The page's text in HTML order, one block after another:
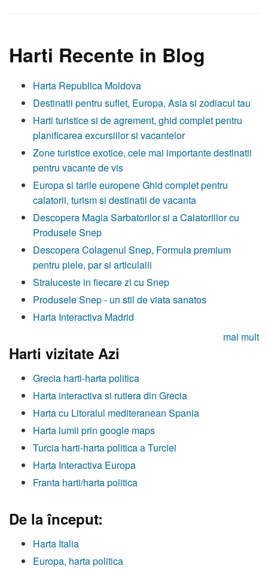
Harti Recente in Blog
Harta Republica Moldova
Destinatii pentru suflet, Europa, Asia si zodiacul tau
Harti turistice si de agrement, ghid complet pentru
planificarea excursiilor si vacantelor
Zone turistice exotice, cele mai importante destinatii
pentru vacante de vis
Europa si tarile europene Ghid complet pentru
calatorii, turism si destinatii de vacanta
Descopera Magia Sarbatorilor si a Calatoriilor cu
Produsele Snep
Descopera Colagenul Snep, Formula premium
pentru piele, par si articulaiii
Straluceste in fiecare zi cu Snep
Produsele Snep - un stil de viata sanatos
Harta Interactiva Madrid
mai mult
Harti vizitate Azi
Grecia harti-harta politica
Harta interactiva si rutiera din Grecia
Harta cu Litoralul mediteranean Spania
Harta lumii prin google maps
Turcia harti-harta politica a Turciei
Harta Interactiva Europa
Franta harti/harta politica
De la început:
Harta Italia
Europa, harta politica